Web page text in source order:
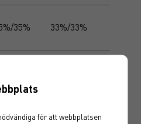
35% 33%/33%
1,22
för att webbplatsen